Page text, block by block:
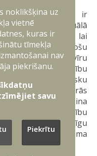
iegāde ir
spēku individuālā
papildināšanai, lai
prasībām atbilstošu
karavīru
kaujas un mācību
ievainojumu risku
jaunās modulārās
mobilitāti, nodrošina
un pielāgojamību
arī garantē pilnīgu
ekipējuma
noklikšķina uz
vietnē
kuras ir
tīmekļa
nav
piekrišanu.
savu
Piekrītu